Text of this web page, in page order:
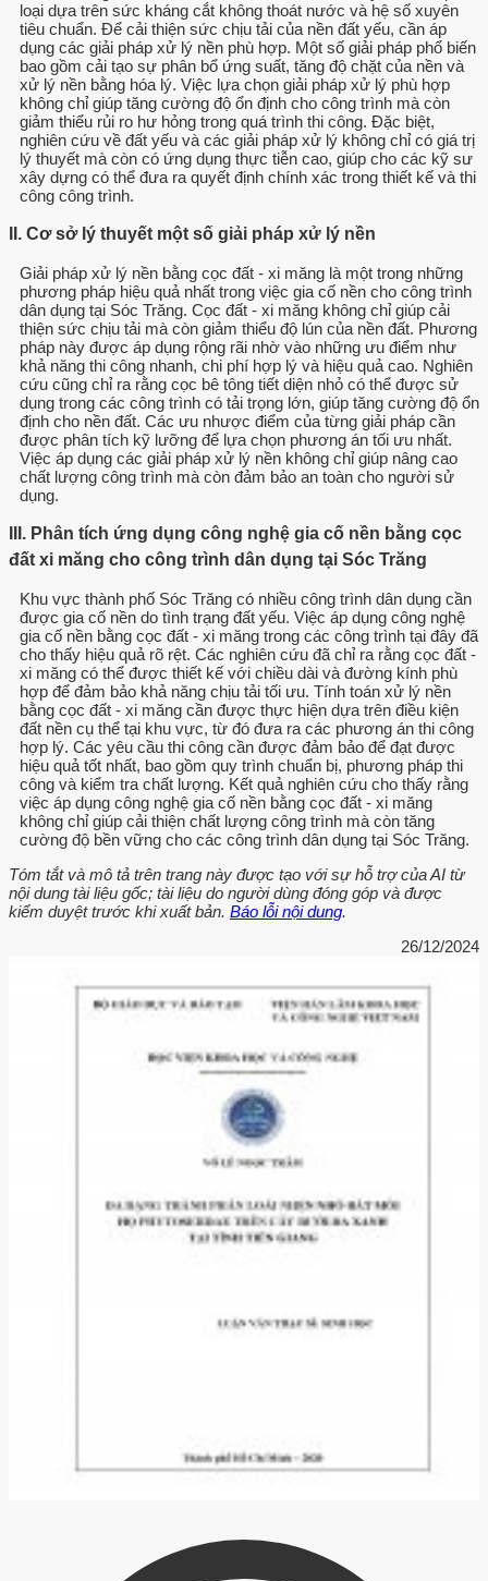
loại dựa trên sức kháng cắt không thoát nước và hệ số xuyên
tiêu chuẩn. Để cải thiện sức chịu tải của nền đất yếu, cần áp
dụng các giải pháp xử lý nền phù hợp. Một số giải pháp phổ biến
bao gồm cải tạo sự phân bổ ứng suất, tăng độ chặt của nền và
xử lý nền bằng hóa lý. Việc lựa chọn giải pháp xử lý phù hợp
không chỉ giúp tăng cường độ ổn định cho công trình mà còn
giảm thiểu rủi ro hư hỏng trong quá trình thi công. Đặc biệt,
nghiên cứu về đất yếu và các giải pháp xử lý không chỉ có giá trị
lý thuyết mà còn có ứng dụng thực tiễn cao, giúp cho các kỹ sư
xây dựng có thể đưa ra quyết định chính xác trong thiết kế và thi
công công trình.
II. Cơ sở lý thuyết một số giải pháp xử lý nền
Giải pháp xử lý nền bằng cọc đất - xi măng là một trong những
phương pháp hiệu quả nhất trong việc gia cố nền cho công trình
dân dụng tại Sóc Trăng. Cọc đất - xi măng không chỉ giúp cải
thiện sức chịu tải mà còn giảm thiểu độ lún của nền đất. Phương
pháp này được áp dụng rộng rãi nhờ vào những ưu điểm như
khả năng thi công nhanh, chi phí hợp lý và hiệu quả cao. Nghiên
cứu cũng chỉ ra rằng cọc bê tông tiết diện nhỏ có thể được sử
dụng trong các công trình có tải trọng lớn, giúp tăng cường độ ổn
định cho nền đất. Các ưu nhược điểm của từng giải pháp cần
được phân tích kỹ lưỡng để lựa chọn phương án tối ưu nhất.
Việc áp dụng các giải pháp xử lý nền không chỉ giúp nâng cao
chất lượng công trình mà còn đảm bảo an toàn cho người sử
dụng.
III. Phân tích ứng dụng công nghệ gia cố nền bằng cọc
đất xi măng cho công trình dân dụng tại Sóc Trăng
Khu vực thành phố Sóc Trăng có nhiều công trình dân dụng cần
được gia cố nền do tình trạng đất yếu. Việc áp dụng công nghệ
gia cố nền bằng cọc đất - xi măng trong các công trình tại đây đã
cho thấy hiệu quả rõ rệt. Các nghiên cứu đã chỉ ra rằng cọc đất -
xi măng có thể được thiết kế với chiều dài và đường kính phù
hợp để đảm bảo khả năng chịu tải tối ưu. Tính toán xử lý nền
bằng cọc đất - xi măng cần được thực hiện dựa trên điều kiện
đất nền cụ thể tại khu vực, từ đó đưa ra các phương án thi công
hợp lý. Các yêu cầu thi công cần được đảm bảo để đạt được
hiệu quả tốt nhất, bao gồm quy trình chuẩn bị, phương pháp thi
công và kiểm tra chất lượng. Kết quả nghiên cứu cho thấy rằng
việc áp dụng công nghệ gia cố nền bằng cọc đất - xi măng
không chỉ giúp cải thiện chất lượng công trình mà còn tăng
cường độ bền vững cho các công trình dân dụng tại Sóc Trăng.
Tóm tắt và mô tả trên trang này được tạo với sự hỗ trợ của AI từ
nội dung tài liệu gốc; tài liệu do người dùng đóng góp và được
kiểm duyệt trước khi xuất bản. Báo lỗi nội dung.
26/12/2024